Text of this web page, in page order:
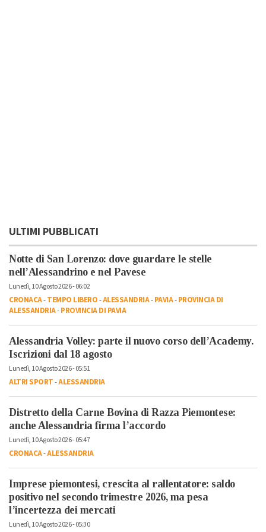
ULTIMI PUBBLICATI
Notte di San Lorenzo: dove guardare le stelle
nell’Alessandrino e nel Pavese
Lunedì, 10 Agosto 2026 - 06:02
CRONACA-TEMPO LIBERO-ALESSANDRIA-PAVIA-PROVINCIA DI
ALESSANDRIA-PROVINCIA DI PAVIA
Alessandria Volley: parte il nuovo corso dell’Academy.
Iscrizioni dal 18 agosto
Lunedì, 10 Agosto 2026 - 05:51
ALTRI SPORT-ALESSANDRIA
Distretto della Carne Bovina di Razza Piemontese:
anche Alessandria firma l’accordo
Lunedì, 10 Agosto 2026 - 05:47
CRONACA-ALESSANDRIA
Imprese piemontesi, crescita al rallentatore: saldo
positivo nel secondo trimestre 2026, ma pesa
l’incertezza dei mercati
Lunedì, 10 Agosto 2026 - 05:30